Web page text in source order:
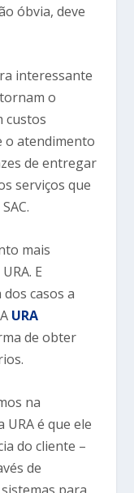
óbvia, deve
interessante
o
custos
o atendimento
de entregar
serviços que
mais
E
casos a
URA
de obter
na
é que ele
do cliente –
de
para